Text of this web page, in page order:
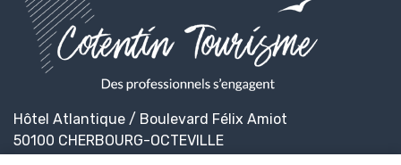
Hôtel Atlantique / Boulevard Félix Amiot
50100 CHERBOURG-OCTEVILLE